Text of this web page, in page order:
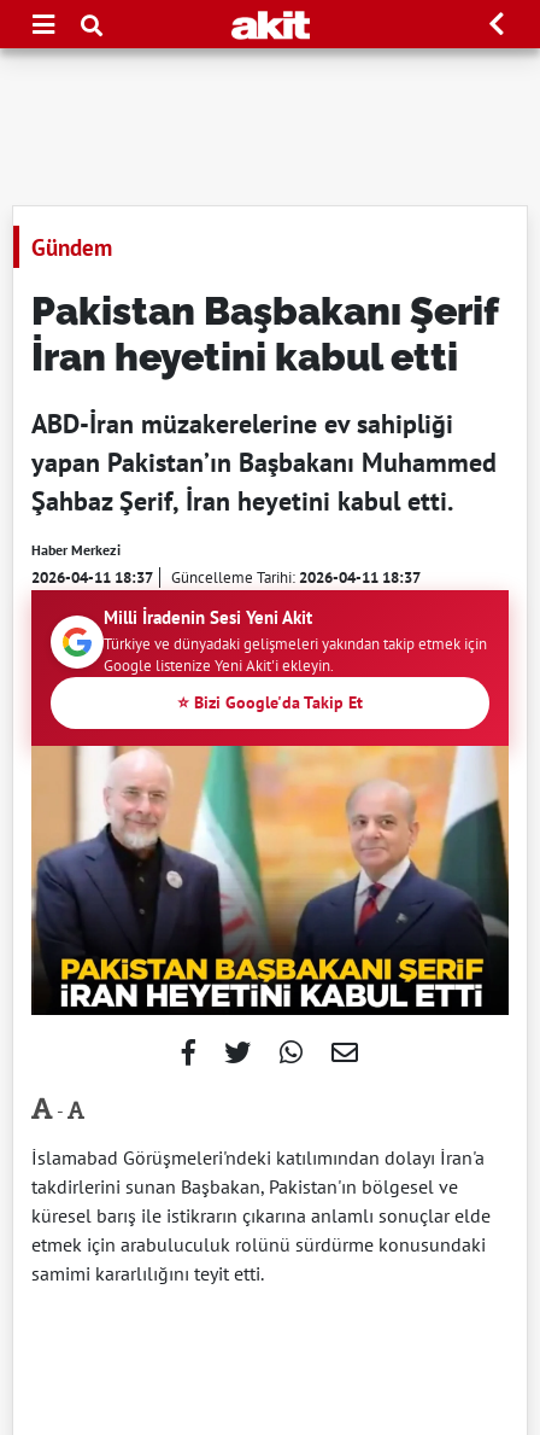
Gündem
Pakistan Başbakanı Şerif
İran heyetini kabul etti
ABD-İran müzakerelerine ev sahipliği
yapan Pakistan’ın Başbakanı Muhammed
Şahbaz Şerif, İran heyetini kabul etti.
Haber Merkezi
2026-04-11 18:37 Güncelleme Tarihi:2026-04-11 18:37
Milli İradenin Sesi Yeni Akit
Türkiye ve dünyadaki gelişmeleri yakından takip etmek için
Google listenize Yeni Akit'i ekleyin.
⭐ Bizi Google'da Takip Et
-
İslamabad Görüşmeleri'ndeki katılımından dolayı İran'a
takdirlerini sunan Başbakan, Pakistan'ın bölgesel ve
küresel barış ile istikrarın çıkarına anlamlı sonuçlar elde
etmek için arabuluculuk rolünü sürdürme konusundaki
samimi kararlılığını teyit etti.